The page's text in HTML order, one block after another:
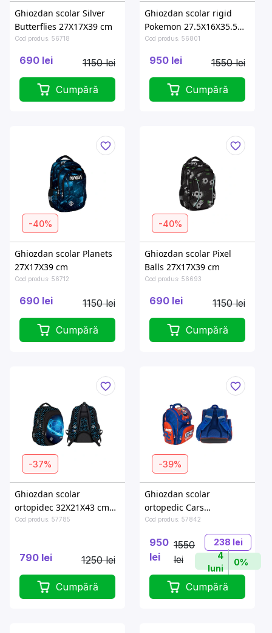
Ghiozdan scolar Silver
Butterflies 27X17X39 cm
Cod produs: 56718
690 lei 1150 lei
Cumpără
Ghiozdan scolar rigid
Pokemon 27.5X16X35.5
cm
Cod produs: 56801
950 lei 1550 lei
Cumpără
-40%
Ghiozdan scolar Planets
27X17X39 cm
Cod produs: 56712
690 lei 1150 lei
Cumpără
-40%
Ghiozdan scolar Pixel
Balls 27X17X39 cm
Cod produs: 56693
690 lei 1150 lei
Cumpără
-37%
Ghiozdan scolar
ortopidec 32X21X43 cm
Cosmic Soccer
Cod produs: 57785
790 lei 1250 lei
Cumpără
-39%
Ghiozdan scolar
ortopedic Cars
27.5X16X35.5 cm
Cod produs: 57842
950
lei
1550
lei
238 lei
4
luni
0%
Cumpără